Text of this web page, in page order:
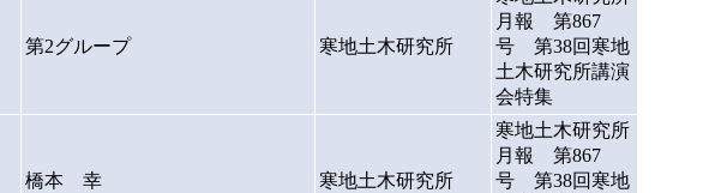
第2グループ 寒地土木研究所
月報 第867
号 第38回寒地
土木研究所講演
会特集
橋本 幸 寒地土木研究所
寒地土木研究所
月報 第867
号 第38回寒地